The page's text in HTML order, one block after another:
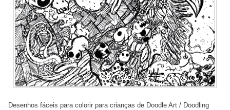
Desenhos fáceis para colorir para crianças de Doodle Art / Doodling